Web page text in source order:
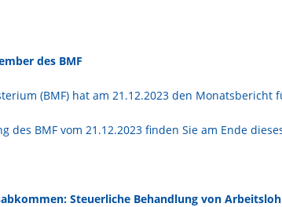
des BMF
(BMF) hat am 21.12.2023 den Monatsbericht
des BMF vom 21.12.2023 finden Sie am Ende
Steuerliche Behandlung von